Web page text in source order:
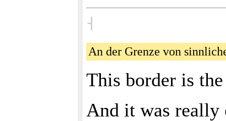
˧
An der Grenze von
This border is
And it was really